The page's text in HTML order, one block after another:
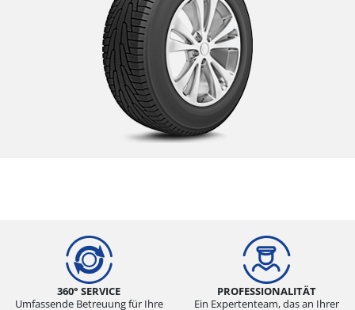
360° SERVICE
Umfassende Betreuung für Ihre
PROFESSIONALITÄT
Ein Expertenteam, das an Ihrer